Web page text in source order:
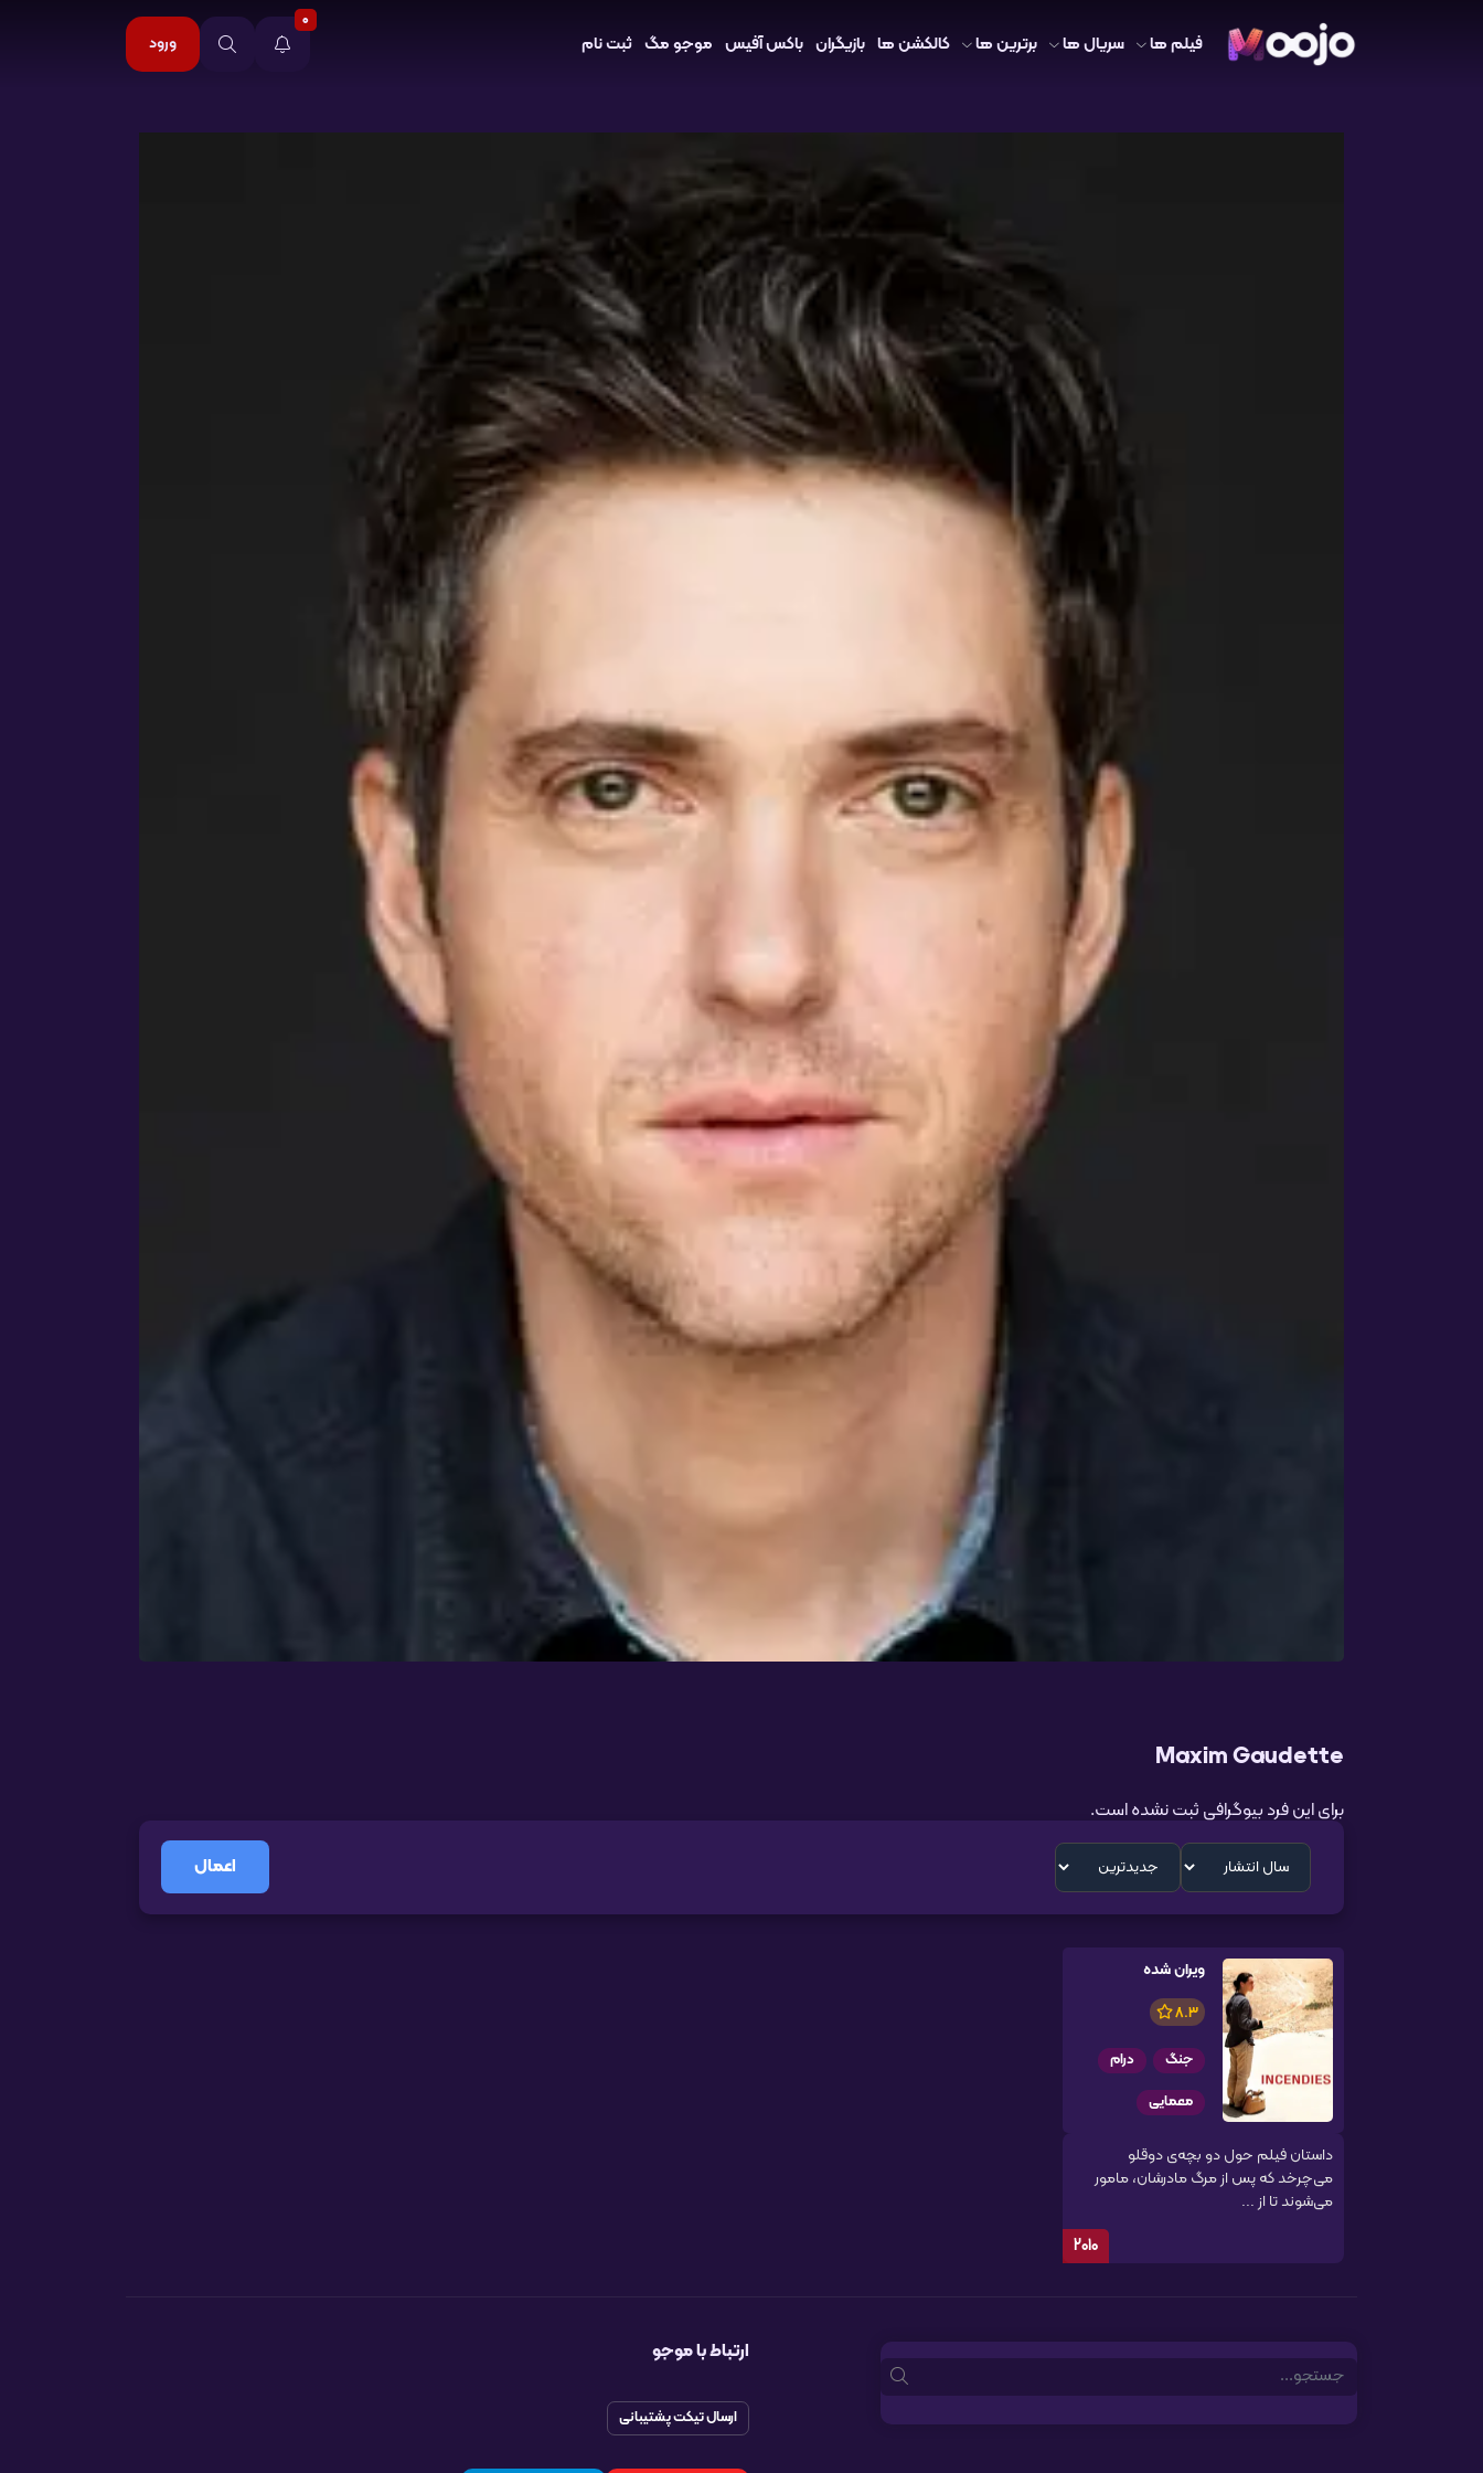
فیلم ها سریال ها برترین ها کالکشن ها بازیگران باکس آفیس موجو مگ ثبت نام
0
ورود
Maxim Gaudette
برای این فرد بیوگرافی ثبت نشده است.
اعمال
ویران شده
8.3
جنگ
درام
معمایی
داستان فیلم حول دو بچه‌ی دوقلو
می‌چرخد که پس از مرگ مادرشان، مامور
می‌شوند تا از ...
2010
Search
ارتباط با موجو
ارسال تیکت پشتیبانی